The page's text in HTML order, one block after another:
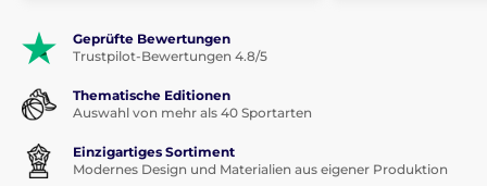
Geprüfte Bewertungen
Trustpilot-Bewertungen 4.8/5
Thematische Editionen
Auswahl von mehr als 40 Sportarten
Einzigartiges Sortiment
Modernes Design und Materialien aus eigener Produktion